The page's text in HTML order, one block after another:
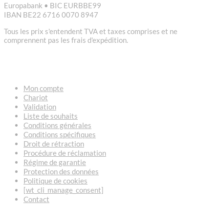
Europabank • BIC EURBBE99
IBAN BE22 6716 0070 8947
Tous les prix s'entendent TVA et taxes comprises et ne
comprennent pas les frais d'expédition.
Mon compte
Chariot
Validation
Liste de souhaits
Conditions générales
Conditions spécifiques
Droit de rétraction
Procédure de réclamation
Régime de garantie
Protection des données
Politique de cookies
[wt_cli_manage_consent]
Contact